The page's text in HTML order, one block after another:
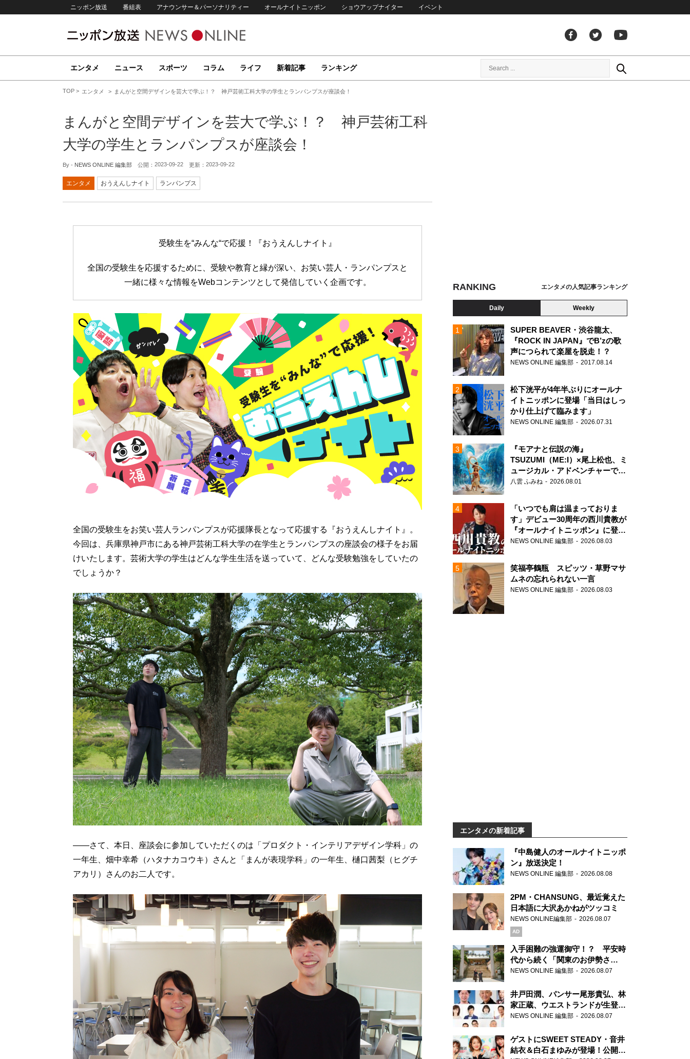
ニッポン放送 番組表 アナウンサー＆パーソナリティー オールナイトニッポン ショウアップナイター イベント
エンタメ ニュース スポーツ コラム ライフ 新着記事 ランキング
TOP エンタメ まんがと空間デザインを芸大で学ぶ！？ 神戸芸術工科大学の学生とランパンプスが座談会！
まんがと空間デザインを芸大で学ぶ！？ 神戸芸術工科
大学の学生とランパンプスが座談会！
By - NEWS ONLINE 編集部 公開： 2023-09-22 更新： 2023-09-22
エンタメ おうえんしナイト ランパンプス
受験生を“みんな“で応援！『おうえんしナイト』
全国の受験生を応援するために、受験や教育と縁が深い、お笑い芸人・ランパンプスと
一緒に様々な情報をWebコンテンツとして発信していく企画です。
全国の受験生をお笑い芸人ランパンプスが応援隊長となって応援する『おうえんしナイト』。
今回は、兵庫県神戸市にある神戸芸術工科大学の在学生とランパンプスの座談会の様子をお届
けいたします。芸術大学の学生はどんな学生生活を送っていて、どんな受験勉強をしていたの
でしょうか？
――さて、本日、座談会に参加していただくのは「プロダクト・インテリアデザイン学科」の
一年生、畑中幸希（ハタナカコウキ）さんと「まんが表現学科」の一年生、樋口茜梨（ヒグチ
アカリ）さんのお二人です。
RANKING エンタメの人気記事ランキング
Daily Weekly
SUPER BEAVER・渋谷龍太、
『ROCK IN JAPAN』でB’zの歌
声につられて楽屋を脱走！？
NEWS ONLINE 編集部 2017.08.14
松下洸平が4年半ぶりにオールナ
イトニッポンに登場「当日はしっ
かり仕上げて臨みます」
NEWS ONLINE 編集部 2026.07.31
『モアナと伝説の海』
TSUZUMI（ME:I）×尾上松也、ミ
ュージカル・アドベンチャーで美
声を響かせる
八雲 ふみね 2026.08.01
「いつでも肩は温まっておりま
す」デビュー30周年の西川貴教が
『オールナイトニッポン』に登
場！
NEWS ONLINE 編集部 2026.08.03
笑福亭鶴瓶 スピッツ・草野マサ
ムネの忘れられない一言
NEWS ONLINE 編集部 2026.08.03
エンタメの新着記事
『中島健人のオールナイトニッポ
ン』放送決定！
NEWS ONLINE 編集部 2026.08.08
2PM・CHANSUNG、最近覚えた
日本語に大沢あかねがツッコミ
NEWS ONLINE編集部 2026.08.07
AD
入手困難の強運御守！？ 平安時
代から続く「関東のお伊勢さ
ま」、芝大神宮にてランパンプス
NEWS ONLINE 編集部 2026.08.07
井戸田潤、パンサー尾形貴弘、林
家正蔵、ウエストランドが生登
場！『ラジオビバリー昼ズ』
NEWS ONLINE 編集部 2026.08.07
ゲストにSWEET STEADY・音井
結衣＆白石まゆみが登場！公開収